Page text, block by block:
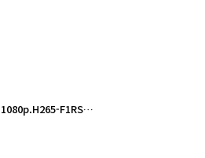
오니의 신부.E01.260707.1080p.H265-F1RST.mp4